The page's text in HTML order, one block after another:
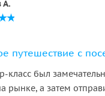
А.
класс был
рынке, а затем